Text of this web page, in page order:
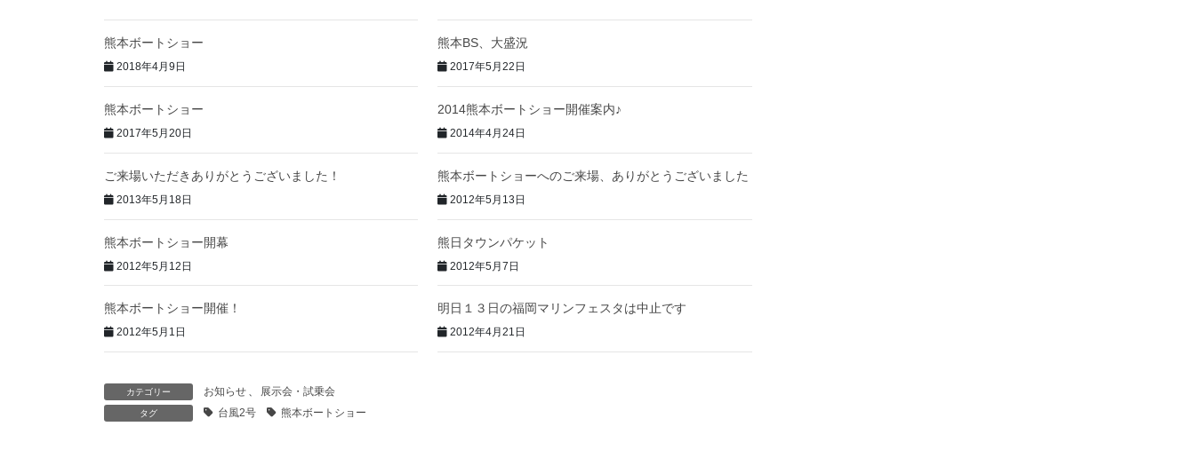
熊本ボートショー
2018年4月9日
熊本BS、大盛況
2017年5月22日
熊本ボートショー
2017年5月20日
2014熊本ボートショー開催案内♪
2014年4月24日
ご来場いただきありがとうございました！
2013年5月18日
熊本ボートショーへのご来場、ありがとうございました
2012年5月13日
熊本ボートショー開幕
2012年5月12日
熊日タウンパケット
2012年5月7日
熊本ボートショー開催！
2012年5月1日
明日１３日の福岡マリンフェスタは中止です
2012年4月21日
カテゴリー お知らせ 、 展示会・試乗会
タグ 台風2号 熊本ボートショー